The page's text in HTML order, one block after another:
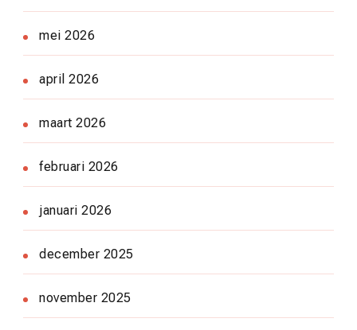
mei 2026
april 2026
maart 2026
februari 2026
januari 2026
december 2025
november 2025